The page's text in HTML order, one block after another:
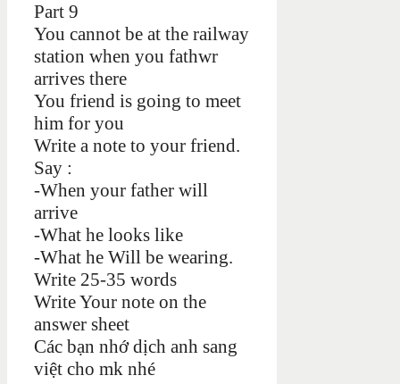
Part 9
You cannot be at the railway
station when you fathwr
arrives there
You friend is going to meet
him for you
Write a note to your friend.
Say :
-When your father will
arrive
-What he looks like
-What he Will be wearing.
Write 25-35 words
Write Your note on the
answer sheet
Các bạn nhớ dịch anh sang
việt cho mk nhé